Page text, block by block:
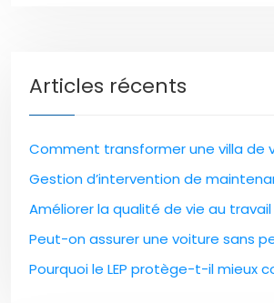
Articles récents
Comment transformer une villa de
Gestion d’intervention de
Améliorer la qualité de vie au
Peut-on assurer une voiture sans
Pourquoi le LEP protège-t-il mieux